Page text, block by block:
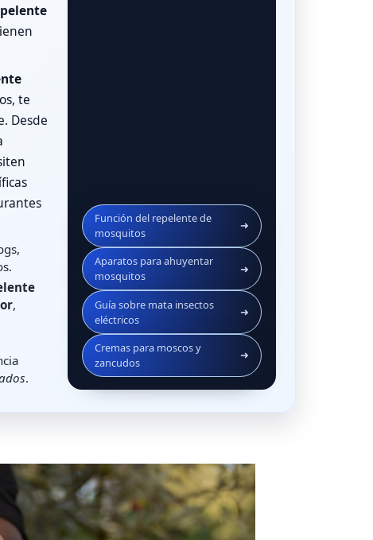
te
Desde
,
.
Función del repelente de
mosquitos
➜
Aparatos para ahuyentar
mosquitos
➜
Guía sobre mata insectos
eléctricos
➜
Cremas para moscos y
zancudos
➜